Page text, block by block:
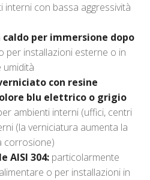
interni con bassa aggressività
per immersione dopo
per installazioni esterne o in
umidità
con resine
blu elettrico o grigio
ambienti interni (uffici, centri
(la verniciatura aumenta la
corrosione)
AISI 304: particolarmente
o per installazioni in